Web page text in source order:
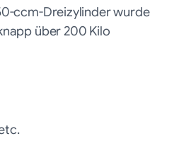
ccm-Dreizylinder wurde
über 200 Kilo